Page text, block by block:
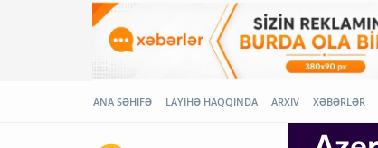
ANA SƏHİFƏ LAYİHƏ HAQQINDA ARXİV XƏBƏRLƏR